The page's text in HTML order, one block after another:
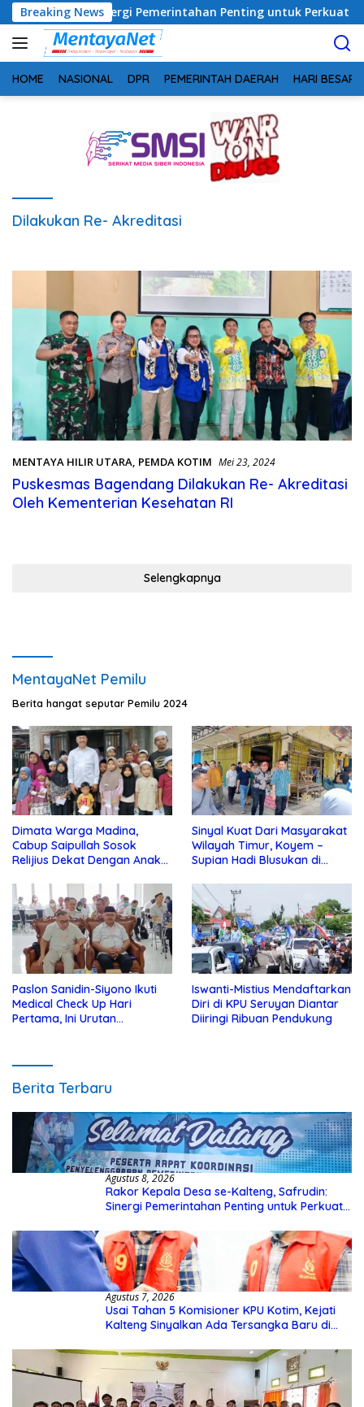
Langsung
ke
konten
Breaking News
Sinergi Pemerintahan Penting untuk Perkuat
HOME NASIONAL DPR PEMERINTAH DAERAH HARI BESAR
Dilakukan Re- Akreditasi
MENTAYA HILIR UTARA, PEMDA KOTIM Mei 23, 2024
Puskesmas Bagendang Dilakukan Re- Akreditasi
Oleh Kementerian Kesehatan RI
Selengkapnya
MentayaNet Pemilu
Berita hangat seputar Pemilu 2024
Dimata Warga Madina,
Cabup Saipullah Sosok
Relijius Dekat Dengan Anak
Sinyal Kuat Dari Masyarakat
Wilayah Timur, Koyem –
Supian Hadi Blusukan di
Paslon Sanidin-Siyono Ikuti
Medical Check Up Hari
Pertama, Ini Urutan
Iswanti-Mistius Mendaftarkan
Diri di KPU Seruyan Diantar
Diiringi Ribuan Pendukung
Berita Terbaru
Agustus 8, 2026
Rakor Kepala Desa se-Kalteng, Safrudin:
Sinergi Pemerintahan Penting untuk Perkuat
Agustus 7, 2026
Usai Tahan 5 Komisioner KPU Kotim, Kejati
Kalteng Sinyalkan Ada Tersangka Baru di